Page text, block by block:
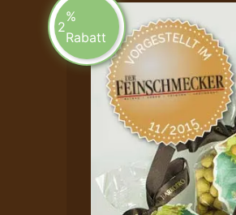
2
%
Rabatt